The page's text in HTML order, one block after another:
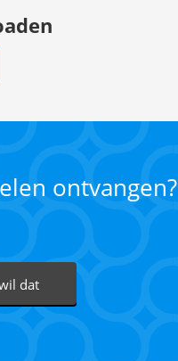
ontvangen?